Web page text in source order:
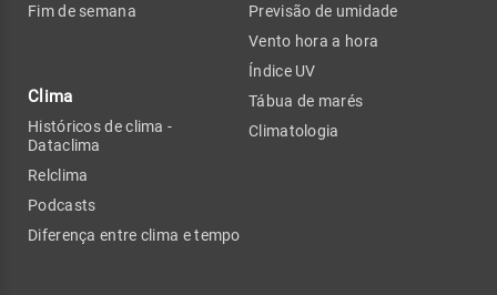
Fim de semana
Clima
Históricos de clima -
Dataclima
Relclima
Podcasts
Diferença entre clima e tempo
Previsão de umidade
Vento hora a hora
Índice UV
Tábua de marés
Climatologia